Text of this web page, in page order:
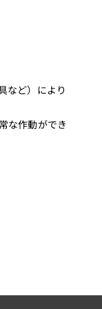
など）により
な作動ができ